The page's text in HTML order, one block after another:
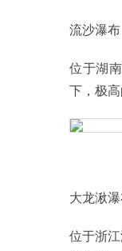
流沙瀑布
位于湖
下，极
大龙湫
位于浙